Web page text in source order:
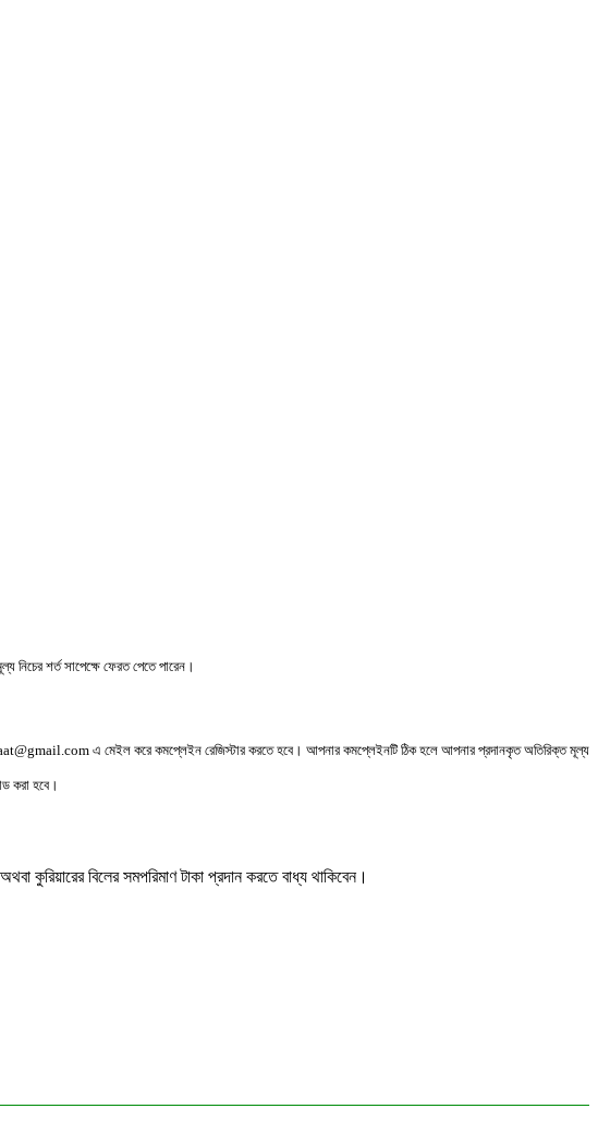
নিচের শর্ত সাপেক্ষে ফেরত পেতে পারেন।
এ মেইল করে কমপ্লেইন রেজিস্টার করতে হবে। আপনার কমপ্লেইনটি ঠিক হলে আপনার প্রদানকৃত অতিরিক্ত মূল্য
করা হবে।
কুরিয়ারের বিলের সমপরিমাণ টাকা প্রদান করতে বাধ্য থাকিবেন।